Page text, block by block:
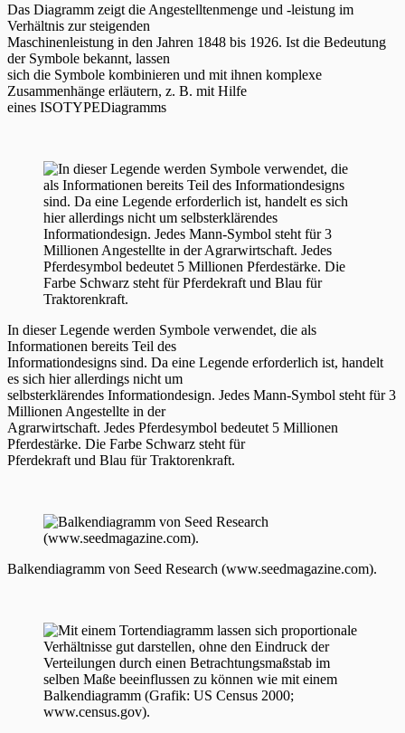
Das Diagramm zeigt die Angestelltenmenge und -leistung im
Verhältnis zur steigenden
Maschinenleistung in den Jahren 1848 bis 1926. Ist die Bedeutung
der Symbole bekannt, lassen
sich die Symbole kombinieren und mit ihnen komplexe
Zusammenhänge erläutern, z. B. mit Hilfe
eines ISOTYPEDiagramms
In dieser Legende werden Symbole verwendet, die als
Informationen bereits Teil des
Informationdesigns sind. Da eine Legende erforderlich ist, handelt
es sich hier allerdings nicht um
selbsterklärendes Informationdesign. Jedes Mann-Symbol steht für 3
Millionen Angestellte in der
Agrarwirtschaft. Jedes Pferdesymbol bedeutet 5 Millionen
Pferdestärke. Die Farbe Schwarz steht für
Pferdekraft und Blau für Traktorenkraft.
Balkendiagramm von Seed Research (www.seedmagazine.com).